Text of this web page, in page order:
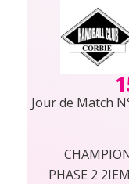
Jour de Match
PHASE 2